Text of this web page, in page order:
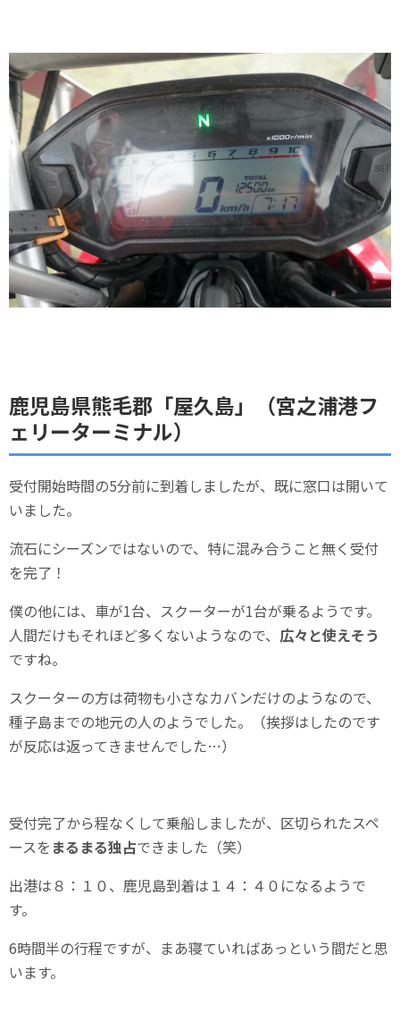
鹿児島県熊毛郡「屋久島」（宮之浦港フ
ェリーターミナル）
受付開始時間の5分前に到着しましたが、既に窓口は開いて
いました。
流石にシーズンではないので、特に混み合うこと無く受付
を完了！
僕の他には、車が1台、スクーターが1台が乗るようです。
人間だけもそれほど多くないようなので、 広々と使えそう
ですね。
スクーターの方は荷物も小さなカバンだけのようなので、
種子島までの地元の人のようでした。（挨拶はしたのです
が反応は返ってきませんでした…）
受付完了から程なくして乗船しましたが、区切られたスペ
ースを まるまる独占できました（笑）
出港は８：１０、鹿児島到着は１４：４０になるようで
す。
6時間半の行程ですが、まあ寝ていればあっという間だと思
います。